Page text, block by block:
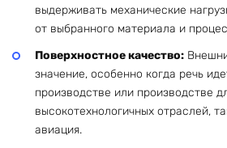
выдерживать механические
от выбранного материала и
Поверхностное качество:
значение, особенно когда речь
производстве или производстве
высокотехнологичных отраслей,
авиация.